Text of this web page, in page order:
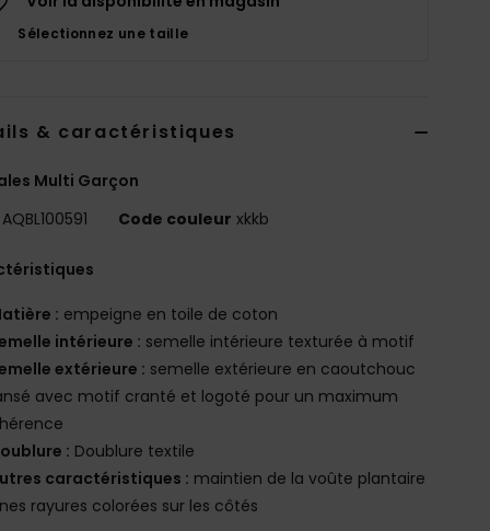
Sélectionnez une taille
& caractéristiques
Multi Garçon
AQBL100591 Code couleur xkkb
: empeigne en toile de coton
intérieure : semelle intérieure texturée à motif
extérieure : semelle extérieure en caoutchouc
avec motif cranté et logoté pour un maximum
: Doublure textile
caractéristiques : maintien de la voûte plantaire
rayures colorées sur les côtés